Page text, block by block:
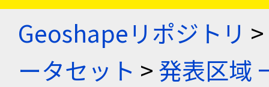
Geoshapeリポジトリ >
ータセット >発表区域